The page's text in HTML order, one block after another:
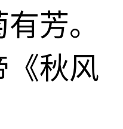
芳。
秋风